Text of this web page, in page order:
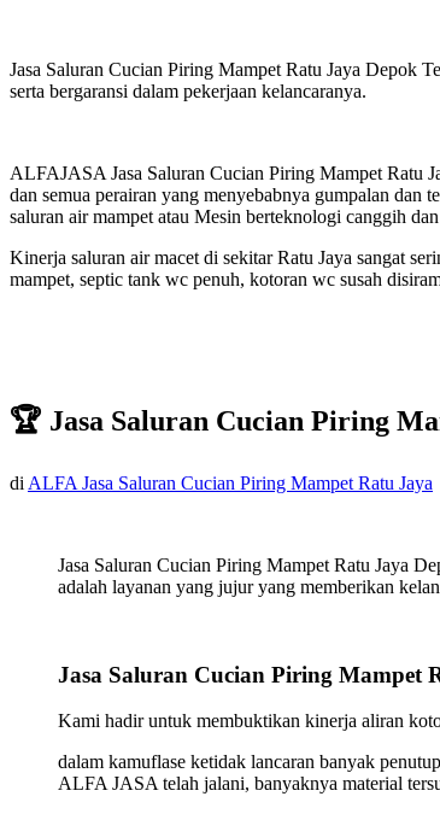
Jasa Saluran Cucian Piring Mampet Ratu Jaya Depok
serta bergaransi dalam pekerjaan kelancaranya.
ALFAJASA Jasa Saluran Cucian Piring Mampet Ratu
dan semua perairan yang menyebabnya gumpalan dan
saluran air mampet atau Mesin berteknologi canggih
Kinerja saluran air macet di sekitar Ratu Jaya sangat
mampet, septic tank wc penuh, kotoran wc susah
🏆 Jasa Saluran Cucian Piring
di ALFA Jasa Saluran Cucian Piring Mampet Ratu Jaya
Jasa Saluran Cucian Piring Mampet Ratu Jaya
adalah layanan yang jujur yang memberikan
Jasa Saluran Cucian Piring Mampet
Kami hadir untuk membuktikan kinerja aliran
dalam kamuflase ketidak lancaran banyak
ALFA JASA telah jalani, banyaknya material